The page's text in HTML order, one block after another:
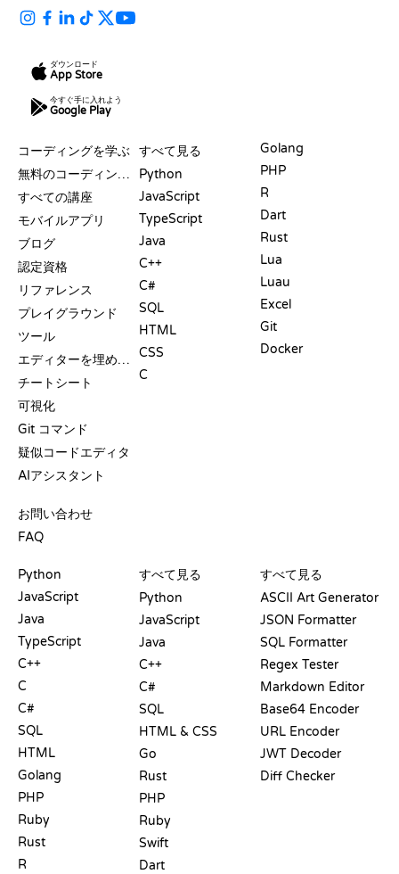
ダウンロード
App Store
今すぐ手に入れよう
Google Play
コーディングを学ぶ
無料のコーディングサイト
すべての講座
モバイルアプリ
ブログ
認定資格
リファレンス
プレイグラウンド
ツール
エディターを埋め込む
チートシート
可視化
Git コマンド
疑似コードエディタ
AIアシスタント
お問い合わせ
FAQ
すべて見る
Python
JavaScript
TypeScript
Java
C++
C#
SQL
HTML
CSS
C
Golang
PHP
R
Dart
Rust
Lua
Luau
Excel
Git
Docker
Python
JavaScript
Java
TypeScript
C++
C
C#
SQL
HTML
Golang
PHP
Ruby
Rust
R
すべて見る
Python
JavaScript
Java
C++
C#
SQL
HTML & CSS
Go
Rust
PHP
Ruby
Swift
Dart
すべて見る
ASCII Art Generator
JSON Formatter
SQL Formatter
Regex Tester
Markdown Editor
Base64 Encoder
URL Encoder
JWT Decoder
Diff Checker